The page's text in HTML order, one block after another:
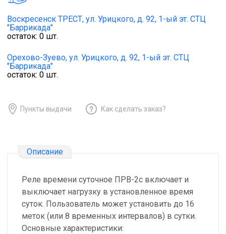
Воскресенск ТРЕСТ, ул. Урицкого, д. 92, 1-ый эт. СТЦ
"Баррикада"
остаток: 0 шт.
Орехово-Зуево, ул. Урицкого, д. 92, 1-ый эт. СТЦ
"Баррикада"
остаток: 0 шт.
Пункты выдачи Как сделать заказ?
Описание
Реле времени суточное ПРВ-2с включает и
выключает нагрузку в установленное время
суток. Пользователь может установить до 16
меток (или 8 временных интервалов) в сутки.
Основные характеристики: